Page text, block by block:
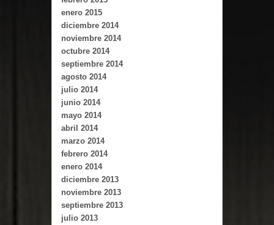
enero 2015
diciembre 2014
noviembre 2014
octubre 2014
septiembre 2014
agosto 2014
julio 2014
junio 2014
mayo 2014
abril 2014
marzo 2014
febrero 2014
enero 2014
diciembre 2013
noviembre 2013
septiembre 2013
julio 2013